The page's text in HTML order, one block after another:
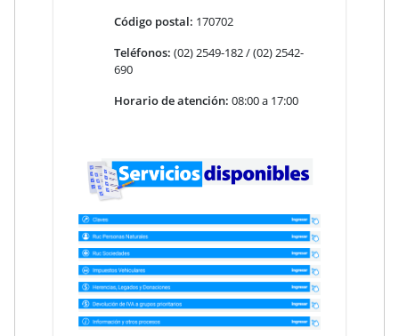
Código postal: 170702
Teléfonos: (02) 2549-182 / (02) 2542-
690
Horario de atención: 08:00 a 17:00